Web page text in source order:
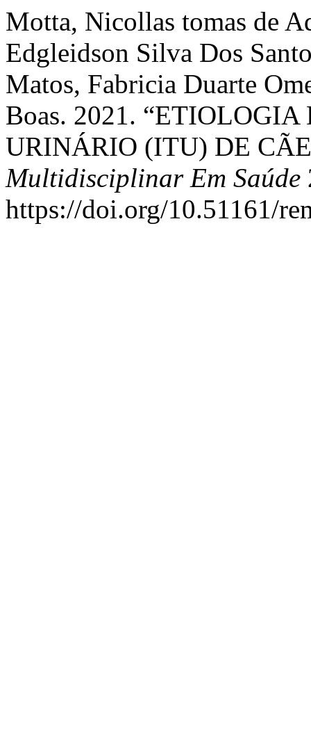
Motta, Nicollas tomas de
Edgleidson Silva Dos
Matos, Fabricia Duarte
Boas. 2021.
URINÁRIO (ITU) DE
Multidisciplinar Em Saúde
https://doi.org/10.51161/